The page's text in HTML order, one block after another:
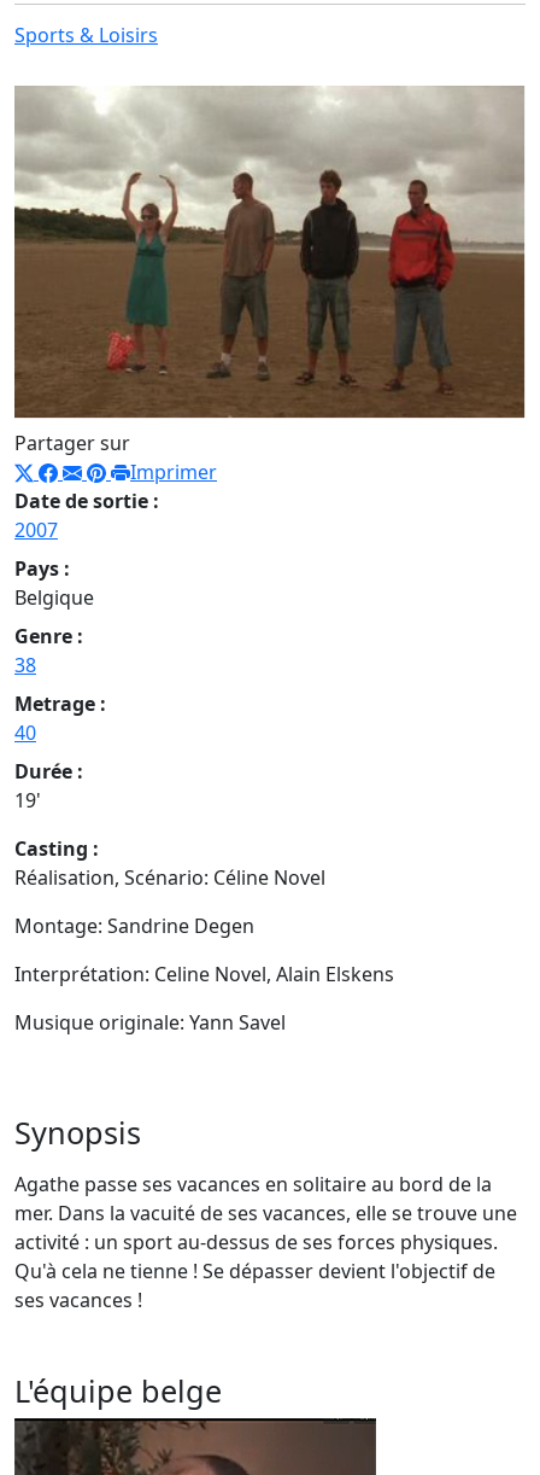
Sports & Loisirs
Partager sur
Imprimer
Date de sortie :
2007
Pays :
Belgique
Genre :
38
Metrage :
40
Durée :
19'
Casting :
Réalisation, Scénario: Céline Novel
Montage: Sandrine Degen
Interprétation: Celine Novel, Alain Elskens
Musique originale: Yann Savel
Synopsis
Agathe passe ses vacances en solitaire au bord de la
mer. Dans la vacuité de ses vacances, elle se trouve une
activité : un sport au-dessus de ses forces physiques.
Qu'à cela ne tienne ! Se dépasser devient l'objectif de
ses vacances !
L'équipe belge